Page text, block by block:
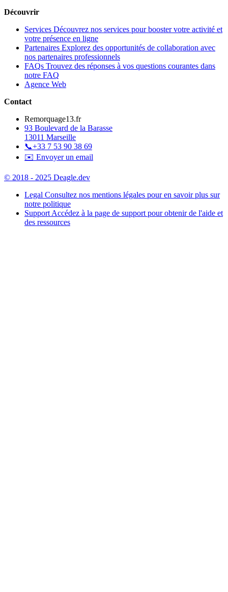
Découvrir
Services Découvrez nos services pour booster votre activité et
votre présence en ligne
Partenaires Explorez des opportunités de collaboration avec
nos partenaires professionnels
FAQs Trouvez des réponses à vos questions courantes dans
notre FAQ
Agence Web
Contact
Remorquage13.fr
93 Boulevard de la Barasse
13011 Marseille
📞+33 7 53 90 38 69
✉️ Envoyer un email
© 2018 - 2025 Deagle.dev
Legal Consultez nos mentions légales pour en savoir plus sur
notre politique
Support Accédez à la page de support pour obtenir de l'aide et
des ressources